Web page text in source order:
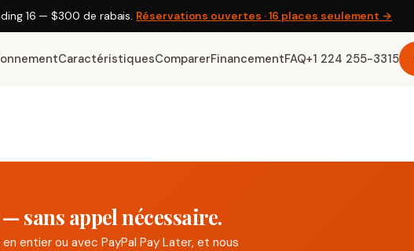
16 —$300 de rabais. Réservations ouvertes · 16 places seulement →
CaractéristiquesComparerFinancementFAQ+1 224 255-3315
sans appel nécessaire.
entier ou avec PayPal Pay Later, et nous